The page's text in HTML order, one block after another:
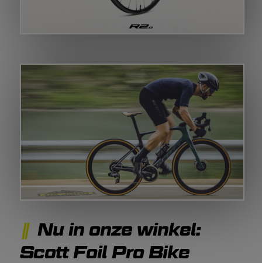
Nu in onze winkel:
Scott Foil Pro Bike